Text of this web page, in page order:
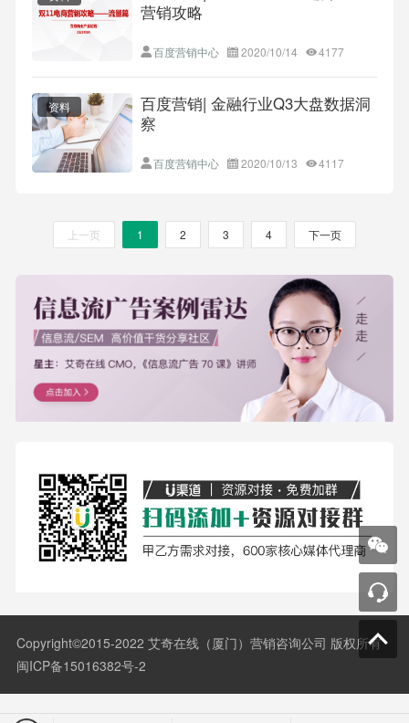
营销攻略
百度营销中心 2020/10/14 4177
资料
百度营销| 金融行业Q3大盘数据洞
察
百度营销中心 2020/10/13 4117
上一页 1 2 3 4 下一页
Copyright©2015-2022 艾奇在线（厦门）营销咨询公司 版权所有
闽ICP备15016382号-2